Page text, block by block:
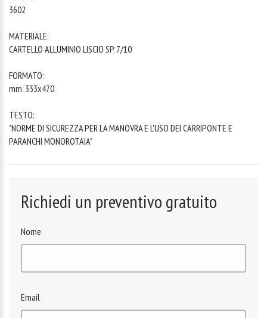
3602
MATERIALE:
CARTELLO ALLUMINIO LISCIO SP. 7/10
FORMATO:
mm. 333x470
TESTO:
"NORME DI SICUREZZA PER LA MANOVRA E L'USO DEI CARRIPONTE E
PARANCHI MONOROTAIA"
Richiedi un preventivo gratuito
Nome
Email